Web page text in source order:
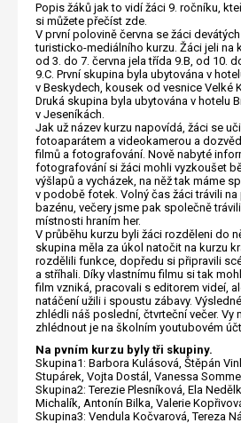
Popis žáků jak to vidí žáci 9. ročníku,
si můžete přečíst zde.
V první polovině června se žáci
turisticko-mediálního kurzu. Žáci jeli na
od 3. do 7. června jela třída 9.B, od 10.
9.C. První skupina byla ubytována v
v Beskydech, kousek od vesnice Velké
Druká skupina byla ubytována v hotelu
v Jeseníkách.
Jak už název kurzu napovídá, žáci se
fotoaparátem a videokamerou a
filmů a fotografování. Nově nabyté
fotografování si žáci mohli vyzkoušet
výšlapů a vycházek, na něž tak máme
v podobě fotek. Volný čas žáci trávili
bazénu, večery jsme pak společně
místnosti hraním her.
V průběhu kurzu byli žáci rozděleni do
skupina měla za úkol natočit na kurzu
rozdělili funkce, dopředu si připravili
a stříhali. Díky vlastnímu filmu si tak
film vzniká, pracovali s editorem videí,
natáčení užili i spoustu zábavy.
zhlédli náš poslední, čtvrteční večer. Vy
zhlédnout je na školním youtubovém
Na pvním kurzu byly tři skupiny.
Skupina1: Barbora Kulásová, Štěpán
Stupárek, Vojta Dostál, Vanessa
Skupina2: Terezie Plesníková, Ela
Michalík, Antonín Bilka, Valerie
Skupina3: Vendula Kočvarová, Tereza